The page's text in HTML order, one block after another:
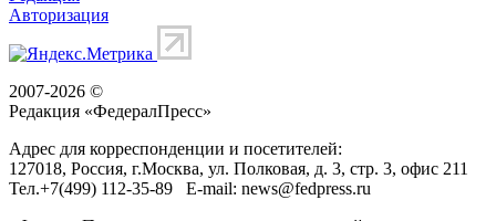
Авторизация
2007-2026 ©
Редакция «ФедералПресс»
Адрес для корреспонденции и посетителей:
127018, Россия, г.Москва, ул. Полковая, д. 3, стр. 3, офис 211
Тел.+7(499) 112-35-89 E-mail: news@fedpress.ru